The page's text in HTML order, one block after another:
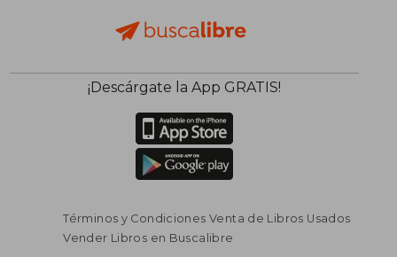
¡Descárgate la App GRATIS!
Términos y Condiciones Venta de Libros Usados
Vender Libros en Buscalibre